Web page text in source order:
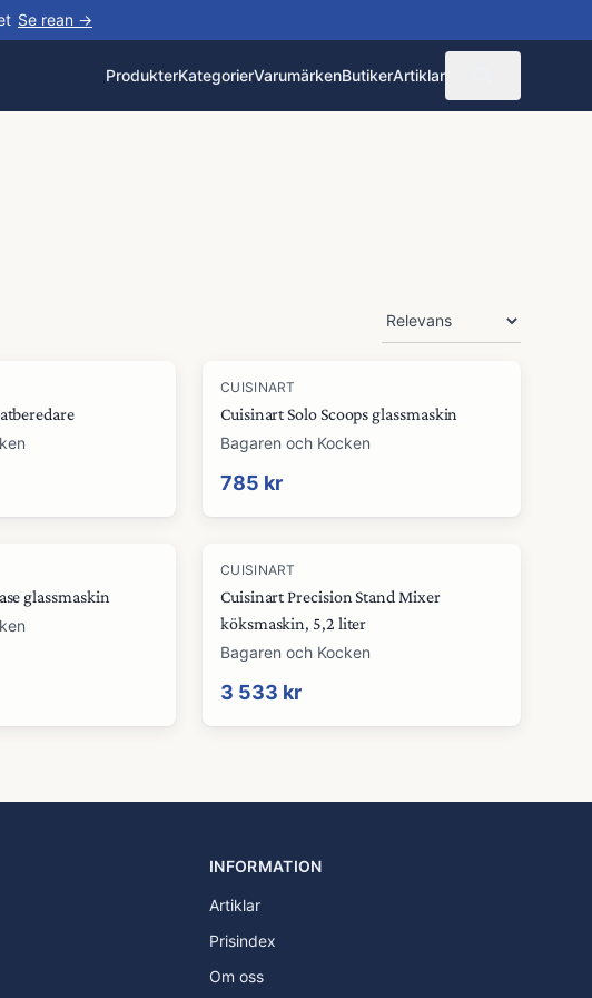
Se rean →
ProdukterKategorierVarumärkenButikerArtiklar
CUISINART
Cuisinart Solo Scoops glassmaskin
Bagaren och Kocken
785 kr
glassmaskin
CUISINART
Cuisinart Precision Stand Mixer
köksmaskin, 5,2 liter
Bagaren och Kocken
3 533 kr
INFORMATION
Artiklar
Prisindex
Om oss